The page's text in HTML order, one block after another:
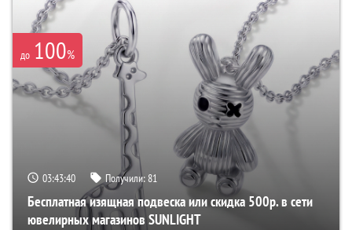
до 100%
03:43:39 Получили:81
Бесплатная изящная подвеска или скидка 500р. в сети
ювелирных магазинов SUNLIGHT